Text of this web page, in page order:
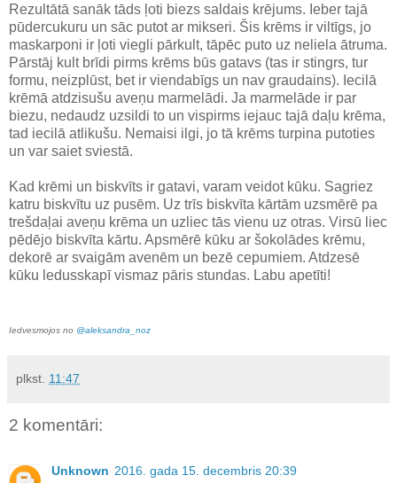
Rezultātā sanāk tāds ļoti biezs saldais krējums. Ieber tajā
pūdercukuru un sāc putot ar mikseri. Šis krēms ir viltīgs, jo
maskarponi ir ļoti viegli pārkult, tāpēc puto uz neliela ātruma.
Pārstāj kult brīdi pirms krēms būs gatavs (tas ir stingrs, tur
formu, neizplūst, bet ir viendabīgs un nav graudains). Iecilā
krēmā atdzisušu aveņu marmelādi. Ja marmelāde ir par
biezu, nedaudz uzsildi to un vispirms iejauc tajā daļu krēma,
tad iecilā atlikušu. Nemaisi ilgi, jo tā krēms turpina putoties
un var saiet sviestā.
Kad krēmi un biskvīts ir gatavi, varam veidot kūku. Sagriez
katru biskvītu uz pusēm. Uz trīs biskvīta kārtām uzsmērē pa
trešdaļai aveņu krēma un uzliec tās vienu uz otras. Virsū liec
pēdējo biskvīta kārtu. Apsmērē kūku ar šokolādes krēmu,
dekorē ar svaigām avenēm un bezē cepumiem. Atdzesē
kūku ledusskapī vismaz pāris stundas. Labu apetīti!
Iedvesmojos no @aleksandra_noz
plkst. 11:47
2 komentāri:
Unknown 2016. gada 15. decembris 20:39